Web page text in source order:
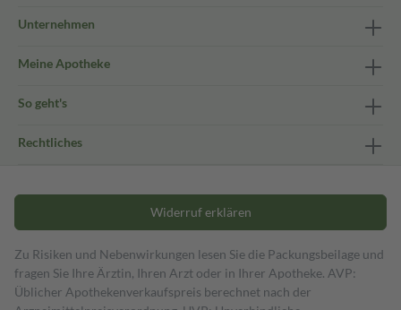
Unternehmen
Meine Apotheke
So geht's
Rechtliches
Widerruf erklären
Zu Risiken und Nebenwirkungen lesen Sie die Packungsbeilage und
fragen Sie Ihre Ärztin, Ihren Arzt oder in Ihrer Apotheke. AVP:
Üblicher Apothekenverkaufspreis berechnet nach der